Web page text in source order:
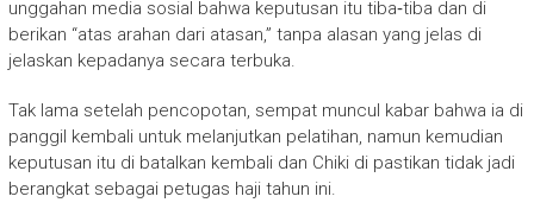
unggahan media sosial bahwa keputusan itu tiba‑tiba dan di
berikan “atas arahan dari atasan,” tanpa alasan yang jelas di
jelaskan kepadanya secara terbuka.
Tak lama setelah pencopotan, sempat muncul kabar bahwa ia di
panggil kembali untuk melanjutkan pelatihan, namun kemudian
keputusan itu di batalkan kembali dan Chiki di pastikan tidak jadi
berangkat sebagai petugas haji tahun ini.